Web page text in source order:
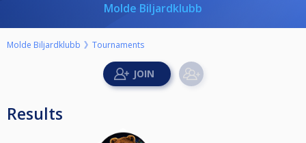
Molde Biljardklubb
Molde Biljardklubb Tournaments
Results